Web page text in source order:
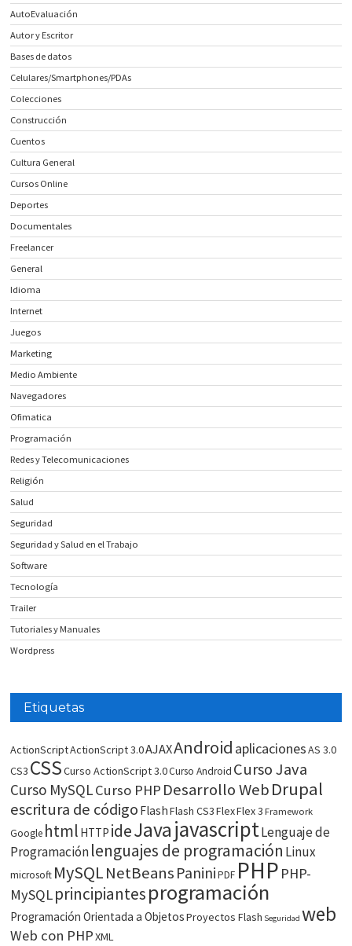
AutoEvaluación
Autor y Escritor
Bases de datos
Celulares/Smartphones/PDAs
Colecciones
Construcción
Cuentos
Cultura General
Cursos Online
Deportes
Documentales
Freelancer
General
Idioma
Internet
Juegos
Marketing
Medio Ambiente
Navegadores
Ofimatica
Programación
Redes y Telecomunicaciones
Religión
Salud
Seguridad
Seguridad y Salud en el Trabajo
Software
Tecnología
Trailer
Tutoriales y Manuales
Wordpress
Etiquetas
ActionScriptActionScript 3.0AJAXAndroid aplicacionesAS 3.0
CS3 CSSCurso ActionScript 3.0Curso Android Curso Java
Curso MySQLCurso PHP Desarrollo WebDrupal
escritura de código FlashFlash CS3FlexFlex 3 Framework
Google html HTTP ideJavajavascriptLenguaje de
Programaciónlenguajes de programación Linux
microsoft MySQLNetBeans Panini PDF PHP PHP-
MySQLprincipiantesprogramación
Programación Orientada a ObjetosProyectos Flash Seguridad web
Web con PHPXML